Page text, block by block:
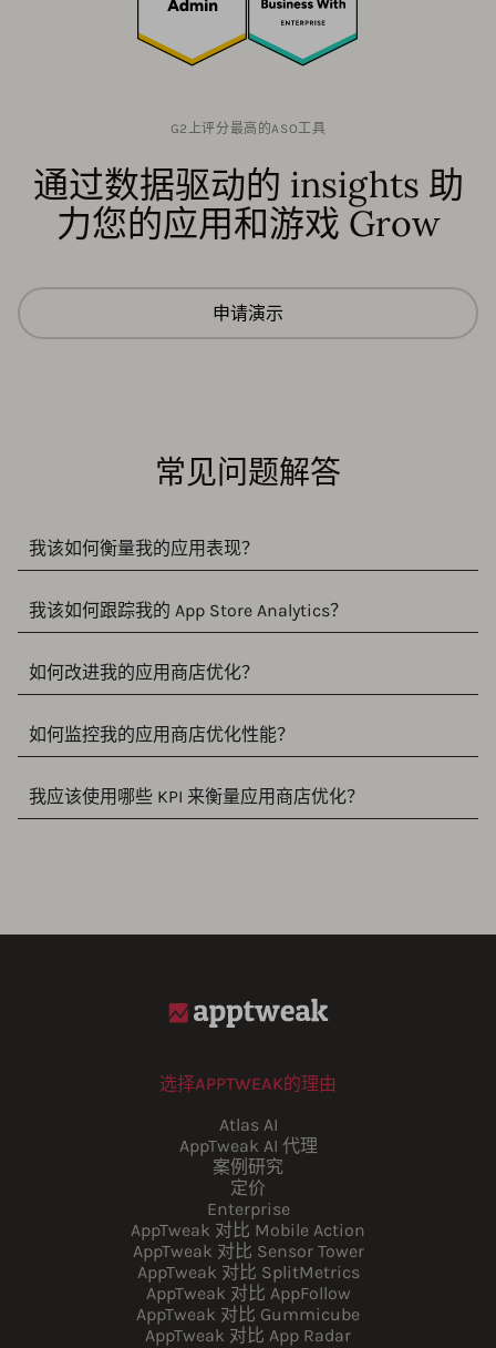
G2上评分最高的ASO工具
通过数据驱动的 insights 助
力您的应用和游戏 Grow
申请演示
常见问题解答
我该如何衡量我的应用表现？
我该如何跟踪我的 App Store Analytics？
如何改进我的应用商店优化？
如何监控我的应用商店优化性能？
我应该使用哪些 KPI 来衡量应用商店优化？
选择APPTWEAK的理由
Atlas AI
AppTweak AI 代理
案例研究
定价
Enterprise
AppTweak 对比 Mobile Action
AppTweak 对比 Sensor Tower
AppTweak 对比 SplitMetrics
AppTweak 对比 AppFollow
AppTweak 对比 Gummicube
AppTweak 对比 App Radar